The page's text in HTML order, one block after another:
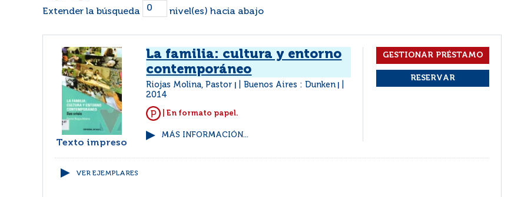
Extender la búsqueda nivel(es) hacia abajo
Texto impreso
La familia: cultura y entorno
contemporáneo
Riojas Molina, Pastor Buenos Aires : Dunken
2014
| En formato papel.
MÁS INFORMACIÓN...
VER EJEMPLARES